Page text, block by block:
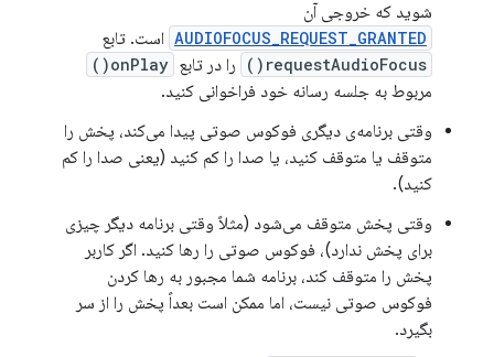
شوید که خروجی آن
AUDIOFOCUS_REQUEST_GRANTED است. تابع
requestAudioFocus() را در تابع onPlay()
مربوط به جلسه رسانه خود فراخوانی کنید.
وقتی برنامه‌ی دیگری فوکوس صوتی پیدا می‌کند، پخش را
متوقف یا متوقف کنید، یا صدا را کم کنید (یعنی صدا را کم
کنید).
وقتی پخش متوقف می‌شود (مثلاً وقتی برنامه دیگر چیزی
برای پخش ندارد)، فوکوس صوتی را رها کنید. اگر کاربر
پخش را متوقف کند، برنامه شما مجبور به رها کردن
فوکوس صوتی نیست، اما ممکن است بعداً پخش را از سر
بگیرد.